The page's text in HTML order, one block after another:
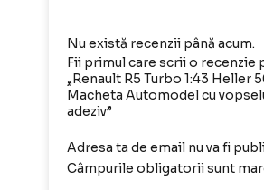
Nu există recenzii până acum.
Fii primul care scrii o recenzie
„Renault R5 Turbo 1:43 Heller
Macheta Automodel cu
adeziv”
Adresa ta de email nu va fi
Câmpurile obligatorii sunt